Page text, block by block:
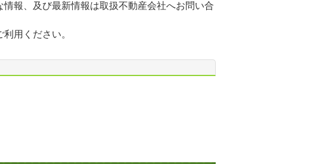
報、及び最新情報は取扱不動産会社へお問い合
用ください。